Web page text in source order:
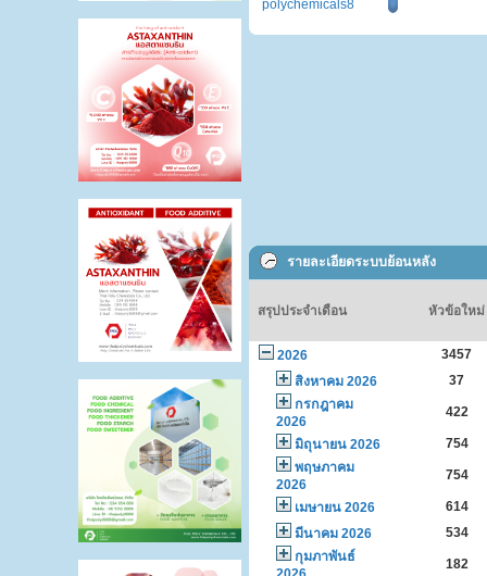
polychemicals8
รายละเอียดระบบย้อนหลัง
สรุปประจำเดือน หัวข้อใหม่
2026
3457
สิงหาคม 2026
37
กรกฎาคม
2026
422
มิถุนายน 2026
754
พฤษภาคม
2026
754
เมษายน 2026
614
มีนาคม 2026
534
กุมภาพันธ์
182